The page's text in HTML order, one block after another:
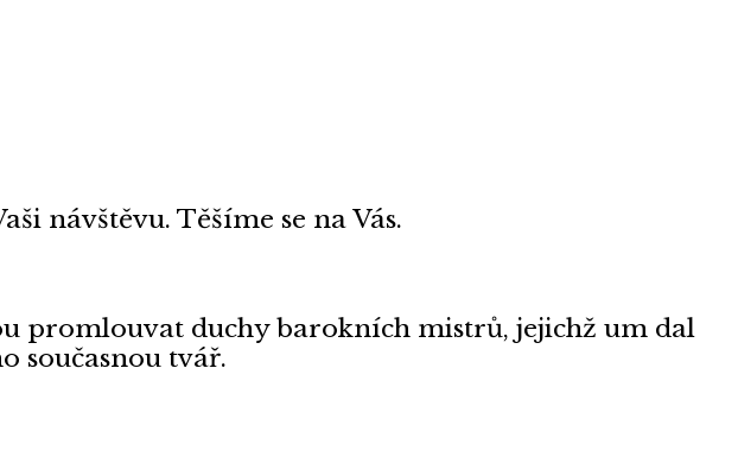
návštěvu. Těšíme se na Vás.
promlouvat duchy barokních mistrů, jejichž um dal
současnou tvář.